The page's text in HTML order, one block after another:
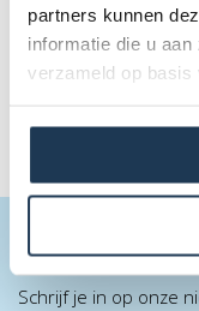
partners kunnen
informatie die u
verzameld op basis
€ 55,00
Incl. BTW
BLIJF OP DE
Schrijf je in op onze